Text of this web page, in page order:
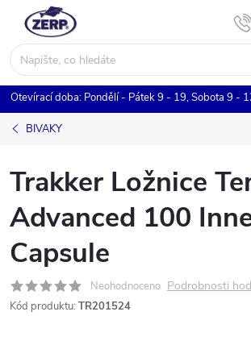
obsah
Otevírací doba: Pondělí - Pátek 9 - 19, Sobota 9 -
BIVAKY
Trakker Ložnice
Advanced 100
Capsule
Neohodnoceno Podrobnosti
Kód produktu: TR201524